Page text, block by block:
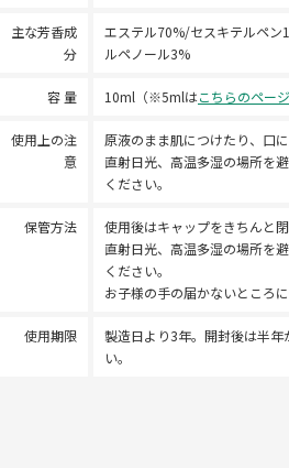
主な芳香成
分
エステル70%/セスキテルペ
ルペノール3%
容 量 10ml（※5mlはこちらのページ
使用上の注
意
原液のまま肌につけたり、口
直射日光、高温多湿の場所を
ください。
保管方法
使用後はキャップをきちんと閉
直射日光、高温多湿の場所を
ください。
お子様の手の届かないところ
使用期限
製造日より3年。開封後は半年
い。